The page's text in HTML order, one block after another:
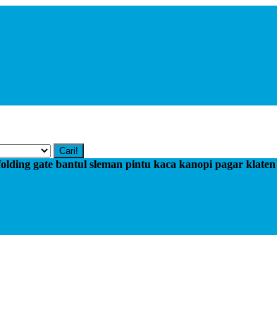
Cari!
gate bantul sleman pintu kaca kanopi pagar klaten